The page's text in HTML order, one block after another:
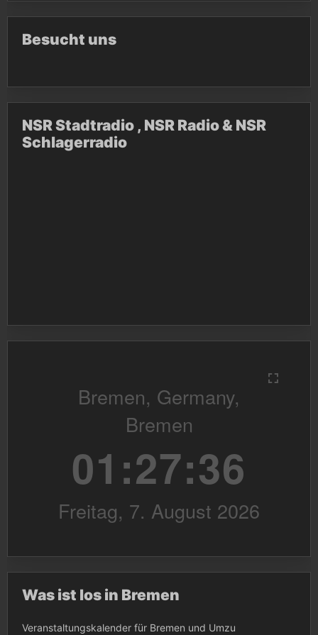
Besucht uns
NSR Stadtradio , NSR Radio & NSR
Schlagerradio
Was ist los in Bremen
Veranstaltungskalender für Bremen und Umzu